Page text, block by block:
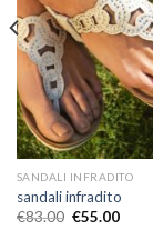
SANDALI INFRADITO
sandali infradito
€83.00 €55.00